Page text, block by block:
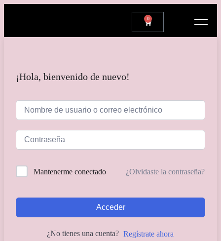
0
¡Hola, bienvenido de nuevo!
Mantenerme conectado ¿Olvidaste la contraseña?
Acceder
¿No tienes una cuenta? Regístrate ahora